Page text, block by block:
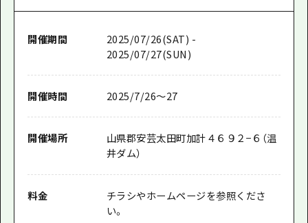
開催期間
2025/07/26(SAT) -
2025/07/27(SUN)
開催時間 2025/7/26～27
開催場所
山県郡安芸太田町加計４６９２−６（温
井ダム）
料金
チラシやホームページを参照くださ
い。